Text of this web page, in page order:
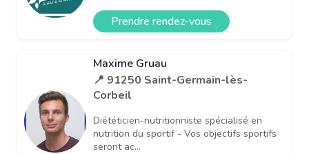
Prendre rendez-vous
Maxime Gruau
📍 91250 Saint-Germain-lès-
Corbeil
Diététicien-nutritionniste spécialisé en
nutrition du sportif - Vos objectifs sportifs
seront ac...